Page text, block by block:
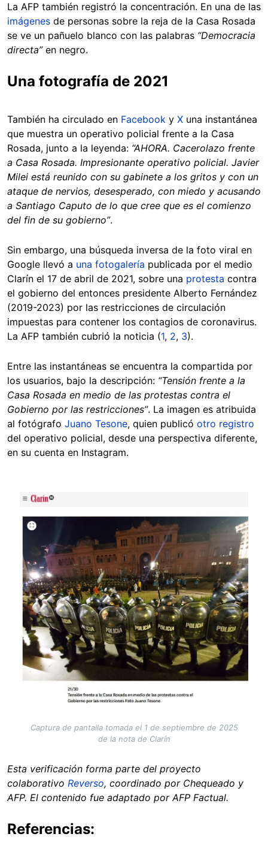
La AFP también registró la concentración. En una de las
imágenes de personas sobre la reja de la Casa Rosada
se ve un pañuelo blanco con las palabras “Democracia
directa”en negro.
Una fotografía de 2021
También ha circulado en Facebook y X una instantánea
que muestra un operativo policial frente a la Casa
Rosada, junto a la leyenda: “AHORA. Cacerolazo frente
a Casa Rosada. Impresionante operativo policial. Javier
Milei está reunido con su gabinete a los gritos y con un
ataque de nervios, desesperado, con miedo y acusando
a Santiago Caputo de lo que cree que es el comienzo
del fin de su gobierno”.
Sin embargo, una búsqueda inversa de la foto viral en
Google llevó a una fotogalería publicada por el medio
Clarín el 17 de abril de 2021, sobre una protesta contra
el gobierno del entonces presidente Alberto Fernández
(2019-2023) por las restricciones de circulación
impuestas para contener los contagios de coronavirus.
La AFP también cubrió la noticia (1, 2, 3).
Entre las instantáneas se encuentra la compartida por
los usuarios, bajo la descripción: “Tensión frente a la
Casa Rosada en medio de las protestas contra el
Gobierno por las restricciones”. La imagen es atribuida
al fotógrafo Juano Tesone, quien publicó otro registro
del operativo policial, desde una perspectiva diferente,
en su cuenta en Instagram.
Image
Captura de pantalla tomada el 1 de septiembre de 2025
de la nota de Clarín
Esta verificación forma parte del proyecto
colaborativo Reverso, coordinado por Chequeado y
AFP. El contenido fue adaptado por AFP Factual.
Referencias: